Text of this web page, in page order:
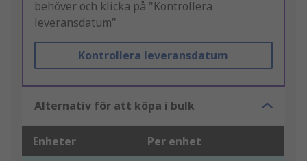
behöver och klicka på "Kontrollera
leveransdatum"
Kontrollera leveransdatum
Alternativ för att köpa i bulk
Enheter Per enhet